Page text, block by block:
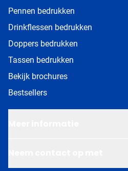
Pennen bedrukken
Drinkflessen bedrukken
Doppers bedrukken
Tassen bedrukken
Bekijk brochures
Bestsellers